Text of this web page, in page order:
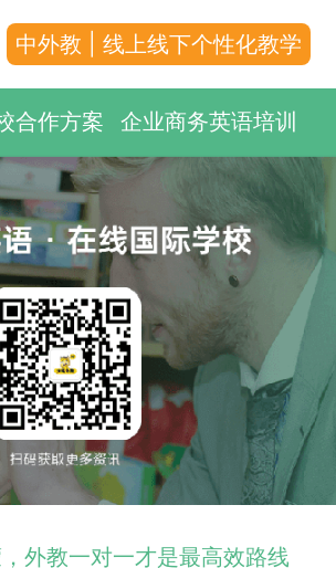
中外教 | 线上线下个性化教学
合作方案 企业商务英语培训
外教一对一才是最高效路线